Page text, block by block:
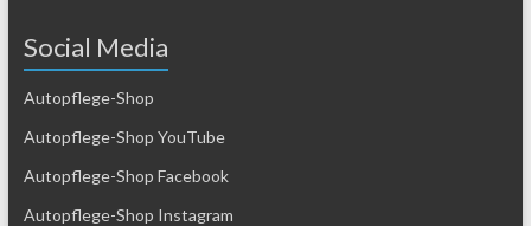
Social Media
Autopflege-Shop
Autopflege-Shop YouTube
Autopflege-Shop Facebook
Autopflege-Shop Instagram